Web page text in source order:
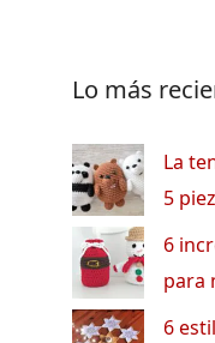
Lo más
La
5
6
para
6